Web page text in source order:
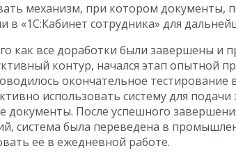
механизм, при котором документы,
в «1С:Кабинет сотрудника» для
как все доработки были завершены и
контур, начался этап опытной
окончательное тестирование
использовать систему для подачи
документы. После успешного
система была переведена в
её в ежедневной работе.